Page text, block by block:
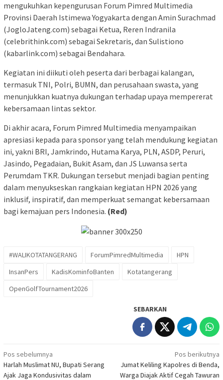
mengukuhkan kepengurusan Forum Pimred Multimedia
Provinsi Daerah Istimewa Yogyakarta dengan Amin Surachmad
(JogloJateng.com) sebagai Ketua, Reren Indranila
(celebrithink.com) sebagai Sekretaris, dan Sulistiono
(kabarlink.com) sebagai Bendahara.
Kegiatan ini diikuti oleh peserta dari berbagai kalangan,
termasuk TNI, Polri, BUMN, dan perusahaan swasta, yang
menunjukkan kuatnya dukungan terhadap upaya mempererat
kebersamaan lintas sektor.
Di akhir acara, Forum Pimred Multimedia menyampaikan
apresiasi kepada para sponsor yang telah mendukung kegiatan
ini, yakni BRI, Jamkrindo, Hutama Karya, PLN, ASDP, Peruri,
Jasindo, Pegadaian, Bukit Asam, dan JS Luwansa serta
Perumdam TKR. Dukungan tersebut menjadi bagian penting
dalam menyukseskan rangkaian kegiatan HPN 2026 yang
inklusif, inspiratif, dan memperkuat semangat kebersamaan
bagi kemajuan pers Indonesia. (Red)
#WALIKOTATANGERANG ForumPimredMultimedia
HPN
InsanPers
KadisKominfoBanten
Kotatangerang
OpenGolfTournament2026
SEBARKAN
Navigasi
pos
Pos sebelumnya
Harlah Muslimat NU, Bupati Serang
Ajak Jaga Kondusivitas dalam
Pos berikutnya
Jumat Keliling Kapolres di Benda,
Warga Diajak Aktif Cegah Tawuran